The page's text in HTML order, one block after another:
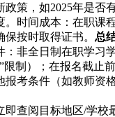
政策，如2025年是否
。时间成本：在职课
按时取得证书。 总
：非全日制在职学习
”限制）；在报名截止
报考条件（如教师资
即查阅目标地区/学